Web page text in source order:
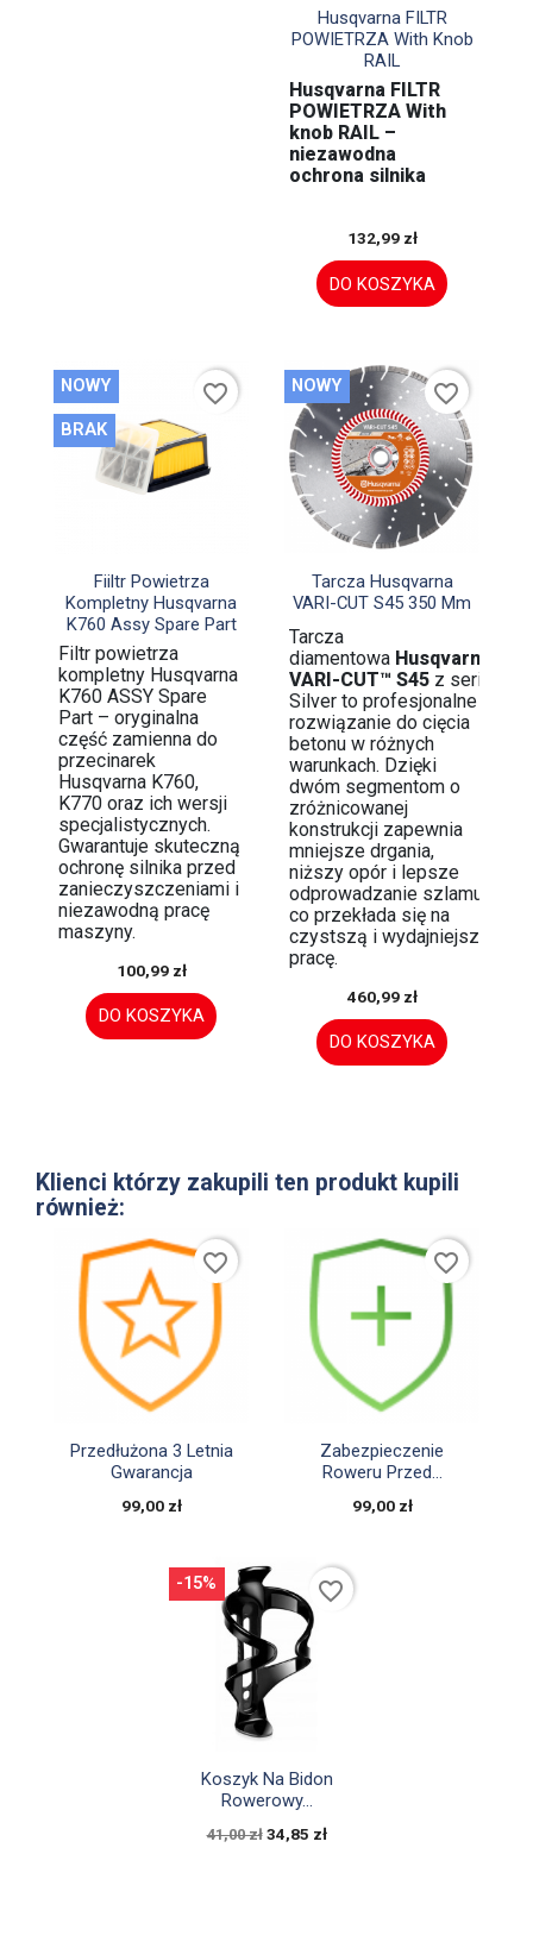
Szybki podgląd
Husqvarna FILTR
POWIETRZA With Knob
RAIL
Husqvarna FILTR
POWIETRZA With
knob RAIL –
niezawodna
ochrona silnika
132,99 zł
DO KOSZYKA
Szybki podgląd
Fiiltr Powietrza
Kompletny Husqvarna
K760 Assy Spare Part
Filtr powietrza
kompletny Husqvarna
K760 ASSY Spare
Part – oryginalna
część zamienna do
przecinarek
Husqvarna K760,
K770 oraz ich wersji
specjalistycznych.
Gwarantuje skuteczną
ochronę silnika przed
zanieczyszczeniami i
niezawodną pracę
maszyny.
100,99 zł
DO KOSZYKA
NOWY
BRAK
favorite_border
Szybki podgląd
Tarcza Husqvarna
VARI-CUT S45 350 Mm
Tarcza
diamentowa Husqvarna
VARI-CUT™ S45z serii
Silver to profesjonalne
rozwiązanie do cięcia
betonu w różnych
warunkach. Dzięki
dwóm segmentom o
zróżnicowanej
konstrukcji zapewnia
mniejsze drgania,
niższy opór i lepsze
odprowadzanie szlamu,
co przekłada się na
czystszą i wydajniejszą
pracę.
460,99 zł
DO KOSZYKA
NOWY favorite_border
Klienci którzy zakupili ten produkt kupili
również:
Szybki podgląd
Przedłużona 3 Letnia
Gwarancja
99,00 zł
favorite_border
Szybki podgląd
Zabezpieczenie
Roweru Przed...
99,00 zł
favorite_border
Szybki podgląd
Koszyk Na Bidon
Rowerowy...
41,00 zł 34,85 zł
-15% favorite_border